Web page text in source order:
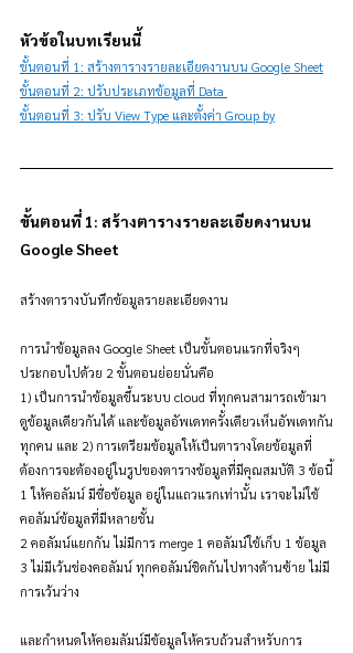
หัวข้อในบทเรียนนี้
ขั้นตอนที่ 1: สร้างตารางรายละเอียดงานบน Google Sheet
ขั้นตอนที่ 2: ปรับประเภทข้อมูลที่ Data
ขั้นตอนที่ 3: ปรับ View Type และตั้งค่า Group by
ขั้นตอนที่ 1: สร้างตารางรายละเอียดงานบน
Google Sheet
สร้างตารางบันทึกข้อมูลรายละเอียดงาน
การนำข้อมูลลง Google Sheet เป็นขั้นตอนแรกที่จริงๆ
ประกอบไปด้วย 2 ขั้นตอนย่อยนั่นคือ
1) เป็นการนำข้อมูลขึ้นระบบ cloud ที่ทุกคนสามารถเข้ามา
ดูข้อมูลเดียวกันได้ และข้อมูลอัพเดทครั้งเดียวเห็นอัพเดทกัน
ทุกคน และ 2) การเตรียมข้อมูลให้เป็นตารางโดยข้อมูลที่
ต้องการจะต้องอยู่ในรูปของตารางข้อมูลที่มีคุณสมบัติ 3 ข้อนี้
1 ให้คอลัมน์ มีชื่อข้อมูล อยู่ในแถวแรกเท่านั้น เราจะไม่ใช้
คอลัมน์ข้อมูลที่มีหลายชั้น
2 คอลัมน์แยกกัน ไม่มีการ merge 1 คอลัมน์ใช้เก็บ 1 ข้อมูล
3 ไม่มีเว้นช่องคอลัมน์ ทุกคอลัมน์ชิดกันไปทางด้านซ้าย ไม่มี
การเว้นว่าง
และกำหนดให้คอมลัมน์มีข้อมูลให้ครบถ้วนสำหรับการ